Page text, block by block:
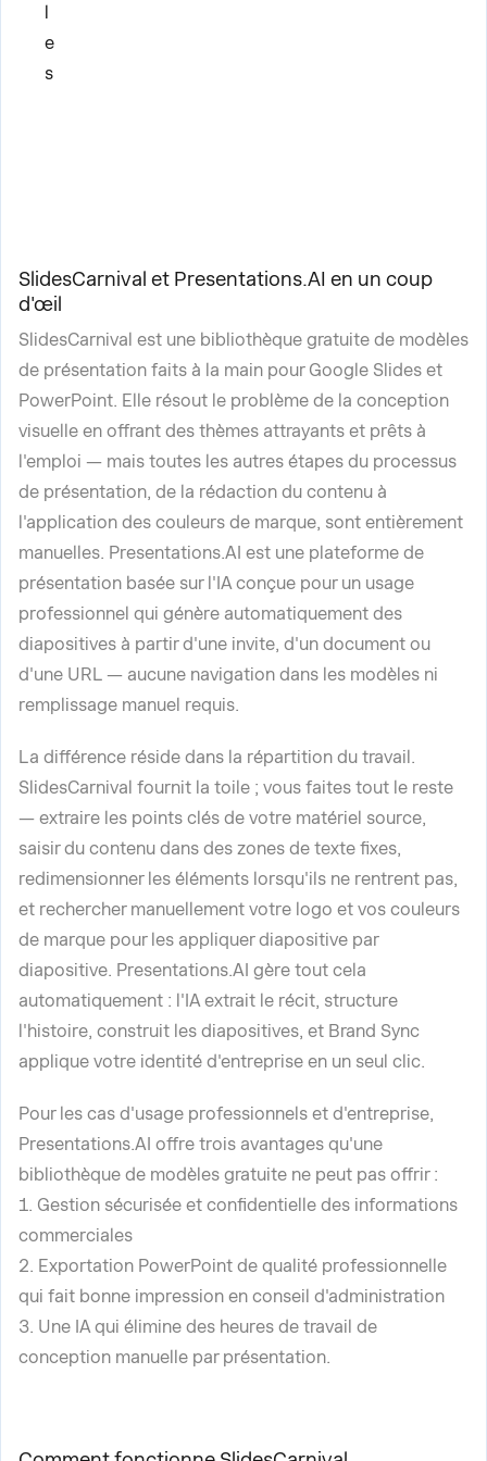
l
e
s
SlidesCarnival et Presentations.AI en un coup
d'œil
SlidesCarnival est une bibliothèque gratuite de modèles
de présentation faits à la main pour Google Slides et
PowerPoint. Elle résout le problème de la conception
visuelle en offrant des thèmes attrayants et prêts à
l'emploi — mais toutes les autres étapes du processus
de présentation, de la rédaction du contenu à
l'application des couleurs de marque, sont entièrement
manuelles. Presentations.AI est une plateforme de
présentation basée sur l'IA conçue pour un usage
professionnel qui génère automatiquement des
diapositives à partir d'une invite, d'un document ou
d'une URL — aucune navigation dans les modèles ni
remplissage manuel requis.
La différence réside dans la répartition du travail.
SlidesCarnival fournit la toile ; vous faites tout le reste
— extraire les points clés de votre matériel source,
saisir du contenu dans des zones de texte fixes,
redimensionner les éléments lorsqu'ils ne rentrent pas,
et rechercher manuellement votre logo et vos couleurs
de marque pour les appliquer diapositive par
diapositive. Presentations.AI gère tout cela
automatiquement : l'IA extrait le récit, structure
l'histoire, construit les diapositives, et Brand Sync
applique votre identité d'entreprise en un seul clic.
Pour les cas d'usage professionnels et d'entreprise,
Presentations.AI offre trois avantages qu'une
bibliothèque de modèles gratuite ne peut pas offrir :
1. Gestion sécurisée et confidentielle des informations
commerciales
2. Exportation PowerPoint de qualité professionnelle
qui fait bonne impression en conseil d'administration
3. Une IA qui élimine des heures de travail de
conception manuelle par présentation.